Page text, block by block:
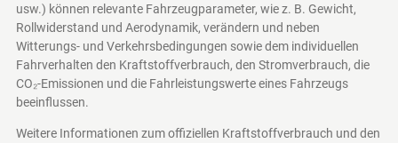
usw.) können relevante Fahrzeugparameter, wie z. B. Gewicht,
Rollwiderstand und Aerodynamik, verändern und neben
Witterungs- und Verkehrsbedingungen sowie dem individuellen
Fahrverhalten den Kraftstoffverbrauch, den Stromverbrauch, die
CO₂-Emissionen und die Fahrleistungswerte eines Fahrzeugs
beeinflussen.
Weitere Informationen zum offiziellen Kraftstoffverbrauch und den